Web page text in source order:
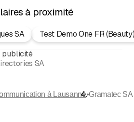
à proximité
SA
Test Demo One FR
publicité
SA
à Lausanne•Gramatec SA